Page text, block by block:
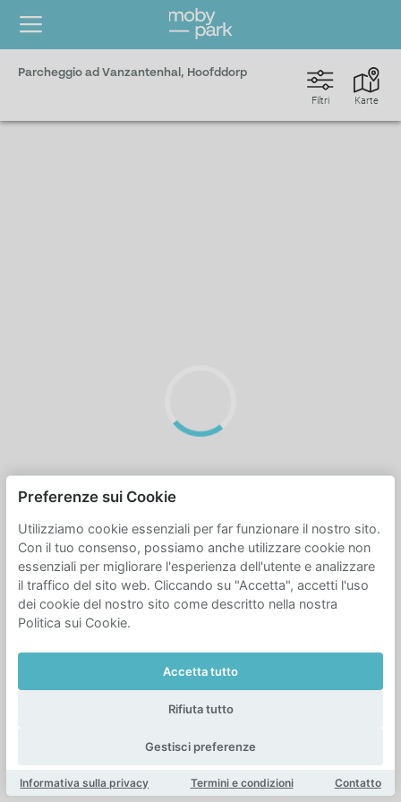
Parcheggio ad Vanzantenhal, Hoofddorp
Karte
Filtri
Preferenze sui Cookie
Utilizziamo cookie essenziali per far funzionare il nostro sito.
Con il tuo consenso, possiamo anche utilizzare cookie non
essenziali per migliorare l'esperienza dell'utente e analizzare
il traffico del sito web. Cliccando su "Accetta", accetti l'uso
dei cookie del nostro sito come descritto nella nostra
Politica sui Cookie.
Accetta tutto
Rifiuta tutto
Gestisci preferenze
Informativa sulla privacy Termini e condizioni Contatto